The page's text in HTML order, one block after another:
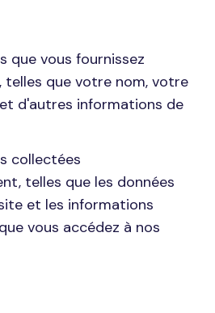
que vous fournissez
que votre nom, votre
d'autres informations de
collectées
telles que les données
et les informations
vous accédez à nos